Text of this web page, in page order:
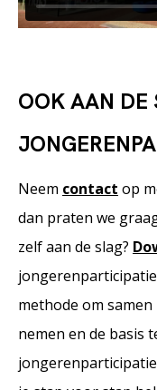
OOK AAN DE
Neem contact op
dan praten we
zelf aan de slag?
methode om
nemen en de basis